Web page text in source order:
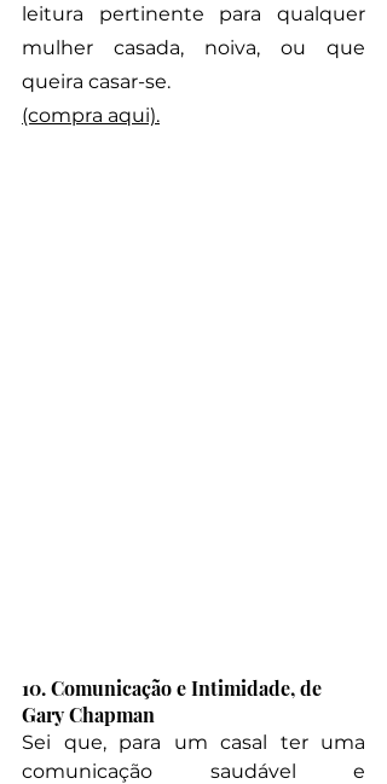
leitura pertinente para qualquer
mulher casada, noiva, ou que
queira casar-se.
(compra aqui).
10. Comunicação e Intimidade, de
Gary Chapman
Sei que, para um casal ter uma
comunicação saudável e